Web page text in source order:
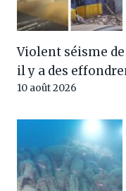
Violent séisme
il y a des
10 août 2026